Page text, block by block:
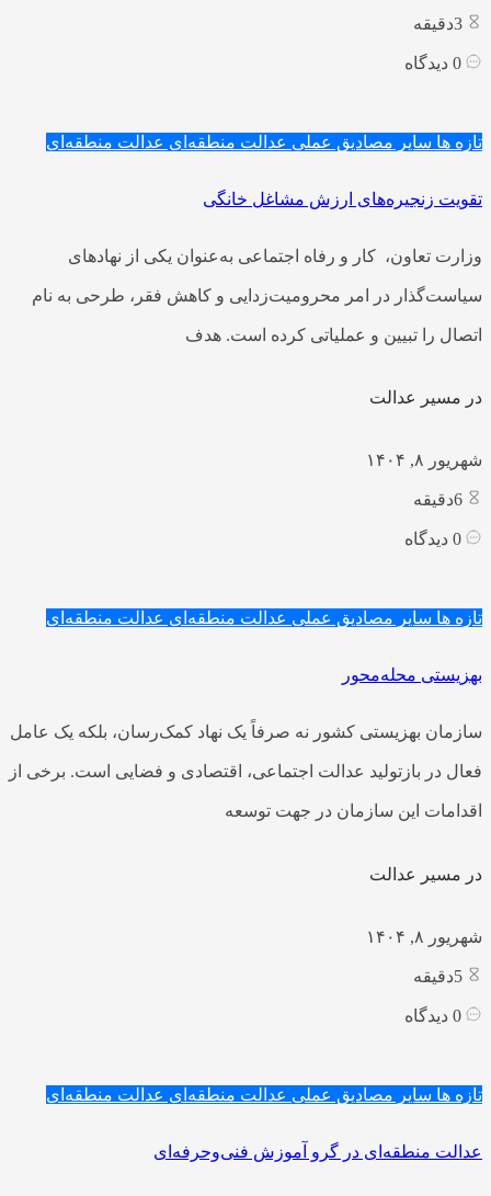
دقیقه
دیدگاه
تازه ها سایر مصادیق عملی عدالت منطقه‌ای عدالت منطقه‌ای
تقویت زنجیره‌های ارزش مشاغل خانگی
وزارت تعاون، کار و رفاه اجتماعی به‌عنوان یکی از نهادهای
سیاست‌گذار در امر محرومیت‌زدایی و کاهش فقر، طرحی به نام
اتصال را تبیین و عملیاتی کرده است. هدف
در مسیر عدالت
شهریور ۸, ۱۴۰۴
دقیقه
دیدگاه
تازه ها سایر مصادیق عملی عدالت منطقه‌ای عدالت منطقه‌ای
بهزیستی محله‌محور
سازمان بهزیستی کشور نه صرفاً یک نهاد کمک‌رسان، بلکه یک عامل
فعال در بازتولید عدالت اجتماعی، اقتصادی و فضایی است. برخی از
اقدامات این سازمان در جهت توسعه
در مسیر عدالت
شهریور ۸, ۱۴۰۴
دقیقه
دیدگاه
تازه ها سایر مصادیق عملی عدالت منطقه‌ای عدالت منطقه‌ای
عدالت منطقه‌ای در گرو آموزش فنی‌وحرفه‌ای